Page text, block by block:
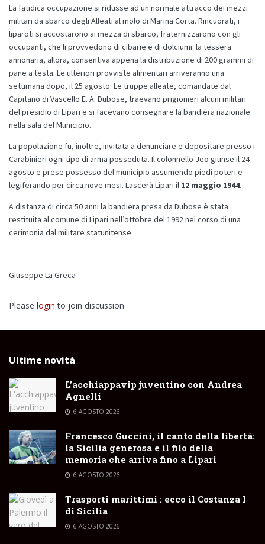
La fatidica occupazione si ridusse ad un normale attracco dei mezzi
militari da sbarco degli Alleati al molo di Marina Corta. Rincuorati, i
liparoti si accostarono ai mezza di sbarco, fraternizzarono con gli
occupanti, che li provvedono di cibarie e di dolciumi: la tessera
annonaria, allora, consentiva appena la distribuzione di 200 grammi di
pane a testa. Le ulteriori provviste alimentari arriveranno una
settimana dopo, il 25 agosto. Le truppe alleate, comandate dal
Capitano di Vascello E. A. Dubose, traevano prigionieri alcuni militari
del presidio di Lipari e si facevano consegnare la bandiera nazionale
nella sala del Municipio.
La popolazione fu, inoltre, invitata a denunciare e depositare presso i
Carabinieri ogni tipo di arma posseduta. Il colonnello Jeo giunse il 24
agosto e prese possesso del municipio assumendo piedi poteri e
legiferando per circa nove mesi. Lascerà Lipari il 12 maggio 1944.
A distanza di circa 50 anni la bandiera presa da Dubose è stata
restituita al comune di Lipari nell’ottobre del 1992 nel corso di una
cerimonia dal militare statunitense.
Giuseppe La Greca
Please login to join discussion
Ultime novità
L’acchiappavip juventino con Andrea
Agnelli
6 AGOSTO 2026
Francesco Guccini, il canto della libertà:
la Sicilia generosa e il filo della
memoria che arriva fino a Lipari
6 AGOSTO 2026
Trasporti marittimi : ecco il Costanza I
di Sicilia
6 AGOSTO 2026